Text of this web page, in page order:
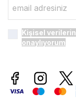
Kişisel
onaylıyorum